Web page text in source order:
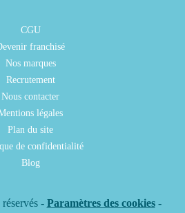
CGU
franchisé
Nos marques
Recrutement
Nous contacter
légales
Plan du site
de confidentialité
Blog
- Paramètres des cookies-